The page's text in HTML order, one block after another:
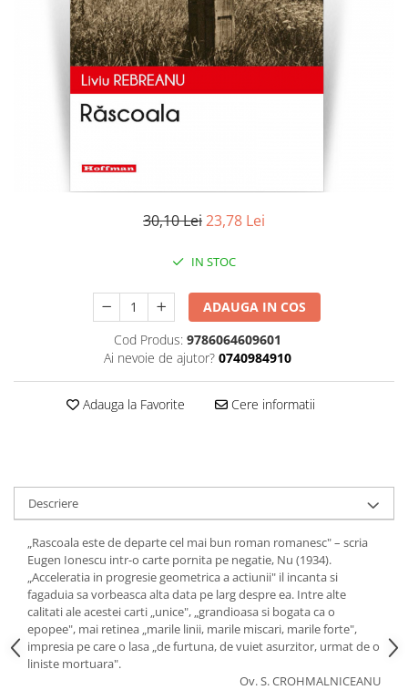
Literatura
Contemporana
Publicistica / Reportaje / Interviuri
Sociologie si filozofie
30,10 Lei23,78 Lei
IN STOC
ADAUGA IN COS
Cod Produs: 9786064609601
Ai nevoie de ajutor? 0740984910
Adauga la Favorite Cere informatii
Descriere
„Rascoala este de departe cel mai bun roman romanesc" – scria
Eugen Ionescu intr-o carte pornita pe negatie, Nu (1934).
„Acceleratia in progresie geometrica a actiunii" il incanta si
fagaduia sa vorbeasca alta data pe larg despre ea. Intre alte
calitati ale acestei carti „unice", „grandioasa si bogata ca o
epopee", mai retinea „marile linii, marile miscari, marile forte",
impresia pe care o lasa „de furtuna, de vuiet asurzitor, urmat de o
liniste mortuara".
Ov. S. CROHMALNICEANU